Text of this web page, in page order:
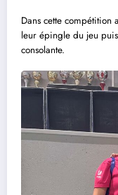
Dans cette
leur épingle du jeu
consolante.